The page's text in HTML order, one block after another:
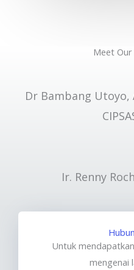
Meet
Dr Bambang Utoyo,
Ir. Renny
Untuk
mengenai